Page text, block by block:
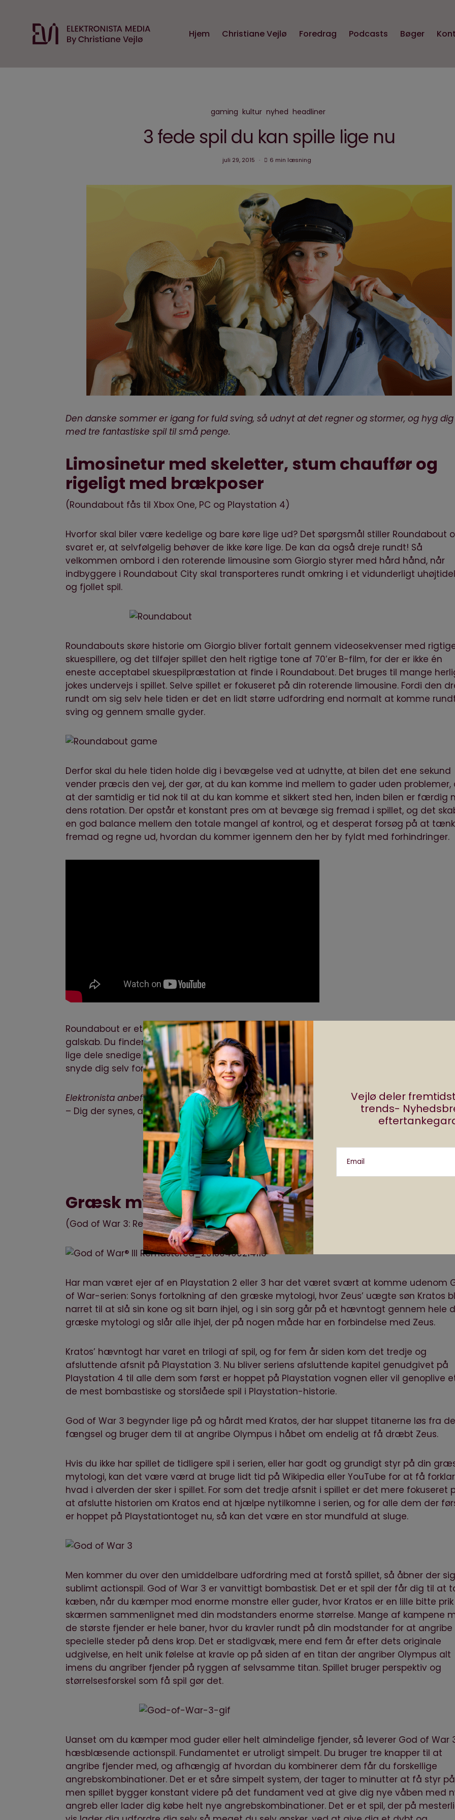
Vejlø deler
trends-
Email
Hjem Christiane Vejlø Foredrag Podcasts Bøger
gaming kultur nyhed headliner
3 fede spil du kan spille lige nu
juli 29, 2015 6 min læsning
Den danske sommer er igang for fuld sving, så udnyt at det regner og stormer, og hyg dig
med tre fantastiske spil til små penge.
Limosinetur med skeletter, stum chauffør og
rigeligt med brækposer
(Roundabout fås til Xbox One, PC og Playstation 4)
Hvorfor skal biler være kedelige og bare køre lige ud? Det spørgsmål stiller Roundabout
svaret er, at selvfølgelig behøver de ikke køre lige. De kan da også dreje rundt! Så
velkommen ombord i den roterende limousine som Giorgio styrer med hård hånd, når
indbyggere i Roundabout City skal transporteres rundt omkring i et vidunderligt
og fjollet spil.
Roundabouts skøre historie om Giorgio bliver fortalt gennem videosekvenser med
skuespillere, og det tilføjer spillet den helt rigtige tone af 70’er B-film, for der er ikke én
eneste acceptabel skuespilpræstation at finde i Roundabout. Det bruges til mange
jokes undervejs i spillet. Selve spillet er fokuseret på din roterende limousine. Fordi den
rundt om sig selv hele tiden er det en lidt større udfordring end normalt at komme
sving og gennem smalle gyder.
Derfor skal du hele tiden holde dig i bevægelse ved at udnytte, at bilen det ene sekund
vender præcis den vej, der gør, at du kan komme ind mellem to gader uden problemer,
at der samtidig er tid nok til at du kan komme et sikkert sted hen, inden bilen er færdig
dens rotation. Der opstår et konstant pres om at bevæge sig fremad i spillet, og det
en god balance mellem den totale mangel af kontrol, og et desperat forsøg på at
fremad og regne ud, hvordan du kommer igennem den her by fyldt med forhindringer.
Roundabout er et fantastisk lille spil, der har en original idé, som bliver brugt til alverdens
galskab. Du finder ikke noget, der er lige så skørt og unikt til 110 kr. Vil du have et spil, der er
lige dele snedige udfordringer og meget sort humor, så er Roundabout et spil du ikke må
snyde dig selv for.
Elektronista anbefaler til:
– Dig der synes, at idéen om en roterende limousine er det sjoveste, du har læst om i
—
Græsk mytologi er stadigvæk ret sejt
(God of War 3: Remastered fås til Playstation 4)
Har man været ejer af en Playstation 2 eller 3 har det været svært at komme udenom
of War-serien: Sonys fortolkning af den græske mytologi, hvor Zeus’ uægte søn Kratos
narret til at slå sin kone og sit barn ihjel, og i sin sorg går på et hævntogt gennem hele
græske mytologi og slår alle ihjel, der på nogen måde har en forbindelse med Zeus.
Kratos’ hævntogt har varet en trilogi af spil, og for fem år siden kom det tredje og
afsluttende afsnit på Playstation 3. Nu bliver seriens afsluttende kapitel genudgivet på
Playstation 4 til alle dem som først er hoppet på Playstation vognen eller vil genoplive
de mest bombastiske og storslåede spil i Playstation-historie.
God of War 3 begynder lige på og hårdt med Kratos, der har sluppet titanerne løs fra
fængsel og bruger dem til at angribe Olympus i håbet om endelig at få dræbt Zeus.
Hvis du ikke har spillet de tidligere spil i serien, eller har godt og grundigt styr på din
mytologi, kan det være værd at bruge lidt tid påWikipedia eller YouTube for at få
hvad i alverden der sker i spillet. For som det tredje afsnit i spillet er det mere fokuseret
at afslutte historien om Kratos end at hjælpe nytilkomne i serien, og for alle dem der
er hoppet på Playstationtoget nu, så kan det være en stor mundfuld at sluge.
Men kommer du over den umiddelbare udfordring med at forstå spillet, så åbner der
sublimt actionspil. God of War 3 er vanvittigt bombastisk. Det er et spil der får dig til at
kæben, når du kæmper mod enorme monstre eller guder, hvor Kratos er en lille bitte
skærmen sammenlignet med din modstanders enorme størrelse. Mange af kampene
de største fjender er hele baner, hvor du kravler rundt på din modstander for at angribe
specielle steder på dens krop. Det er stadigvæk, mere end fem år efter dets originale
udgivelse, en helt unik følelse at kravle op på siden af en titan der angriber Olympus alt
imens du angriber fjender på ryggen af selvsamme titan. Spillet bruger perspektiv og
størrelsesforskel som få spil gør det.
Uanset om du kæmper mod guder eller helt almindelige fjender, så leverer God of War
hæsblæsende actionspil. Fundamentet er utroligt simpelt. Du bruger tre knapper til at
angribe fjender med, og afhængig af hvordan du kombinerer dem får du forskellige
angrebskombinationer. Det er et såre simpelt system, der tager to minutter at få styr
men spillet bygger konstant videre på det fundament ved at give dig nye våben med
angreb eller lader dig købe helt nye angrebskombinationer. Det er et spil, der på